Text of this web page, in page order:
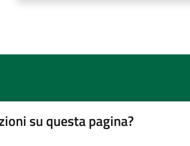
su questa pagina?